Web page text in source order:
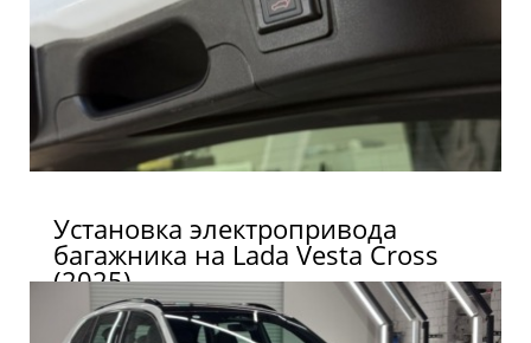
Установка электропривода
багажника на Lada Vesta Cross
(2025)